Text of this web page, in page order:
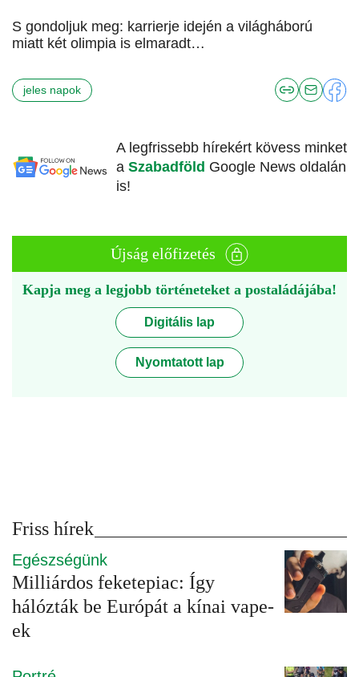
S gondoljuk meg: karrierje idején a világháború
miatt két olimpia is elmaradt…
jeles napok
A legfrissebb hírekért kövess minket
a Szabadföld Google News oldalán
is!
Újság előfizetés
Kapja meg a legjobb történeteket a postaládájába!
Digitális lap
Nyomtatott lap
Friss hírek
Egészségünk
Milliárdos feketepiac: Így
hálózták be Európát a kínai vape-
ek